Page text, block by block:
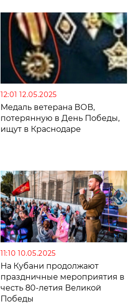
12:01 12.05.2025
Медаль ветерана ВОВ,
потерянную в День Победы,
ищут в Краснодаре
11:10 10.05.2025
На Кубани продолжают
праздничные мероприятия в
честь 80-летия Великой
Победы